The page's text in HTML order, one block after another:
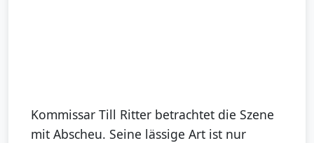
Kommissar Till Ritter betrachtet die Szene
mit Abscheu. Seine lässige Art ist nur